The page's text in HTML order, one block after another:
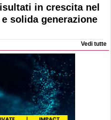
in crescita nel
solida generazione
Vedi tutte